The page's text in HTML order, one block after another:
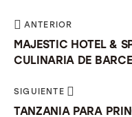
ANTERIOR
MAJESTIC HOTEL &
CULINARIA DE
SIGUIENTE
TANZANIA PARA